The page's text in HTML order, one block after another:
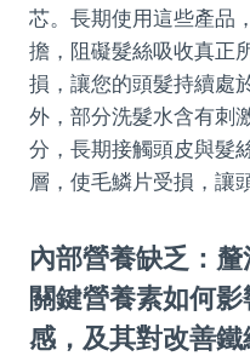
芯。長期使用這些產品
擔，阻礙髮絲吸收真正
損，讓您的頭髮持續處
外，部分洗髮水含有刺
分，長期接觸頭皮與髮
層，使毛鱗片受損，讓
內部營養缺乏：
關鍵營養素如何
感，及其對改善鐵